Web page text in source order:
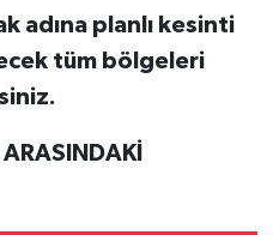
adına planlı kesinti
tüm bölgeleri